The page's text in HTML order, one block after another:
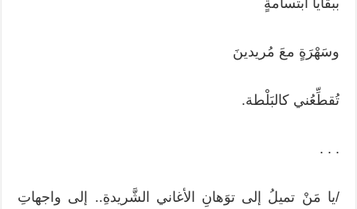
ببقايا ابتسامةٍ
وسَهْرَةٍ معَ مُريدينَ
تُقطِّعُني كالبَلْطة.
. . .
/يا مَنْ تميلُ إلى توَهانِ الأغاني الشَّريدةِ.. إلى واجهاتِ